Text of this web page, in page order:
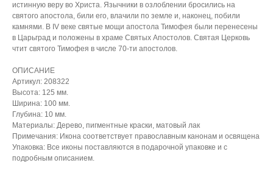
истинную веру во Христа. Язычники в озлоблении бросились на
святого апостола, били его, влачили по земле и, наконец, побили
камнями. В IV веке святые мощи апостола Тимофея были перенесены
в Царьград и положены в храме Святых Апостолов. Святая Церковь
чтит святого Тимофея в числе 70-ти апостолов.
ОПИСАНИЕ
Артикул: 208322
Высота: 125 мм.
Ширина: 100 мм.
Глубина: 10 мм.
Материалы: Дерево, пигментные краски, матовый лак
Примечания: Икона соответствует православным канонам и освящена
Упаковка: Все иконы поставляются в подарочной упаковке и с
подробным описанием.